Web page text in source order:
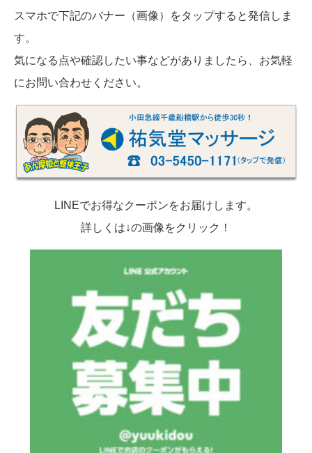
スマホで下記のバナー（画像）をタップすると発信しま
す。
気になる点や確認したい事などがありましたら、お気軽
にお問い合わせください。
LINEでお得なクーポンをお届けします。
詳しくは↓の画像をクリック！